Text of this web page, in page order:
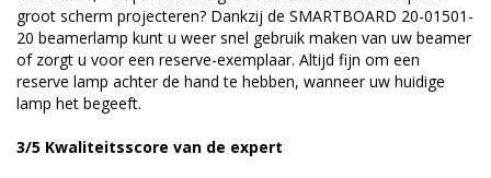
groot scherm projecteren? Dankzij de SMARTBOARD 20-01501-
20 beamerlamp kunt u weer snel gebruik maken van uw beamer
of zorgt u voor een reserve-exemplaar. Altijd fijn om een
reserve lamp achter de hand te hebben, wanneer uw huidige
lamp het begeeft.
3/5 Kwaliteitsscore van de expert